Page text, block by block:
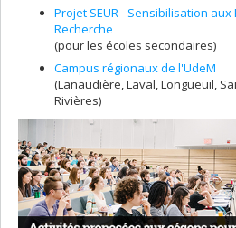
Projet SEUR - Sensibilisation
Recherche
(pour les écoles secondaires)
Campus régionaux de l'UdeM
(Lanaudière, Laval, Longueuil,
Rivières)